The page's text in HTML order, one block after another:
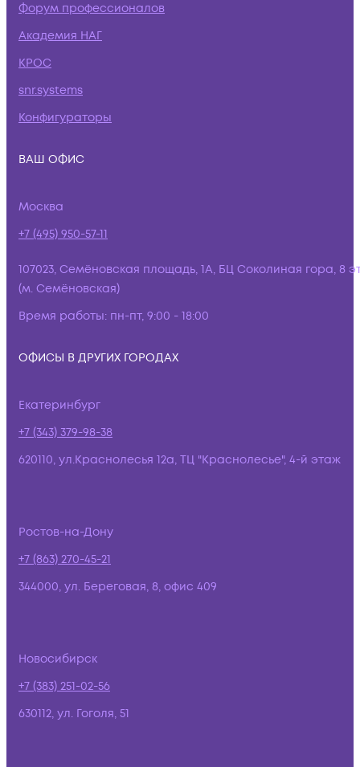
Форум профессионалов
Академия НАГ
КРОС
snr.systems
Конфигураторы
ВАШ ОФИС
Москва
+7 (495) 950-57-11
107023, Семёновская площадь, 1А, БЦ Соколиная гора, 8
(м. Семёновская)
Время работы: пн-пт, 9:00 - 18:00
ОФИСЫ В ДРУГИХ ГОРОДАХ
Екатеринбург
+7 (343) 379-98-38
620110, ул.Краснолесья 12а, ТЦ "Краснолесье", 4-й этаж
Ростов-на-Дону
+7 (863) 270-45-21
344000, ул. Береговая, 8, офис 409
Новосибирск
+7 (383) 251-02-56
630112, ул. Гоголя, 51